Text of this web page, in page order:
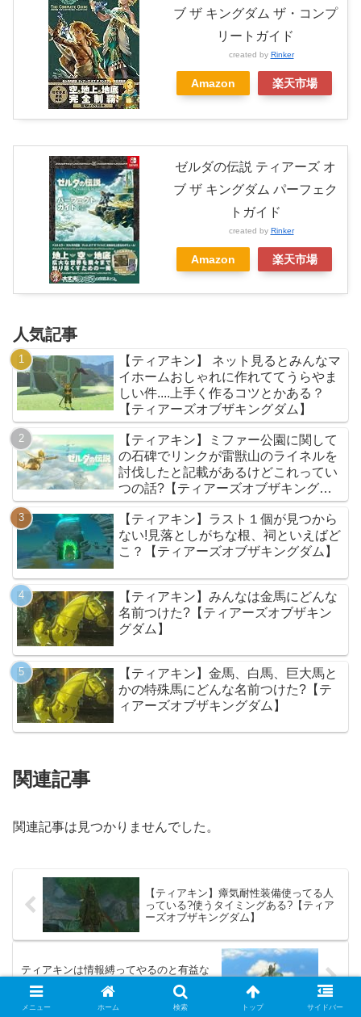
ブ ザ キングダム ザ・コンプ
リートガイド
created by Rinker
Amazon 楽天市場
ゼルダの伝説 ティアーズ オ
ブ ザ キングダム パーフェク
トガイド
created by Rinker
Amazon 楽天市場
人気記事
【ティアキン】 ネット見るとみんなマ
イホームおしゃれに作れててうらやま
しい件....上手く作るコツとかある？
【ティアーズオブザキングダム】
【ティアキン】ミファー公園に関して
の石碑でリンクが雷獣山のライネルを
討伐したと記載があるけどこれってい
つの話?【ティアーズオブザキングダ
ム】
【ティアキン】ラスト１個が見つから
ない!見落としがちな根、祠といえばど
こ？【ティアーズオブザキングダム】
【ティアキン】みんなは金馬にどんな
名前つけた?【ティアーズオブザキン
グダム】
【ティアキン】金馬、白馬、巨大馬と
かの特殊馬にどんな名前つけた?【テ
ィアーズオブザキングダム】
関連記事
関連記事は見つかりませんでした。
【ティアキン】瘴気耐性装備使ってる人
っている?使うタイミングある?【ティア
ーズオブザキングダム】
ティアキンは情報縛ってやるのと有益な
情報見ながらやるのとどっちが面白い?
メニュー ホーム 検索 トップ サイドバー